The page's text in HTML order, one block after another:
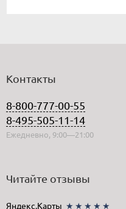
Контакты
8-800-777-00-55
8-495-505-11-14
Ежедневно, 9:00—21:00
Читайте отзывы
Яндекс.Карты ★★★★★